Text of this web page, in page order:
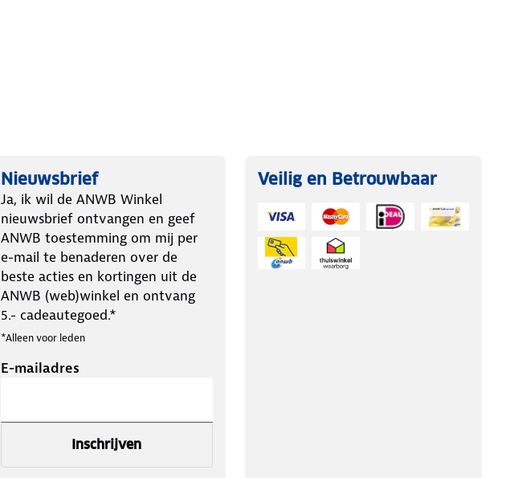
Nieuwsbrief
Ja, ik wil de ANWB Winkel
nieuwsbrief ontvangen en geef
ANWB toestemming om mij per
e-mail te benaderen over de
beste acties en kortingen uit de
ANWB (web)winkel en ontvang
5.- cadeautegoed.*
*Alleen voor leden
E-mailadres
Inschrijven
Veilig en Betrouwbaar